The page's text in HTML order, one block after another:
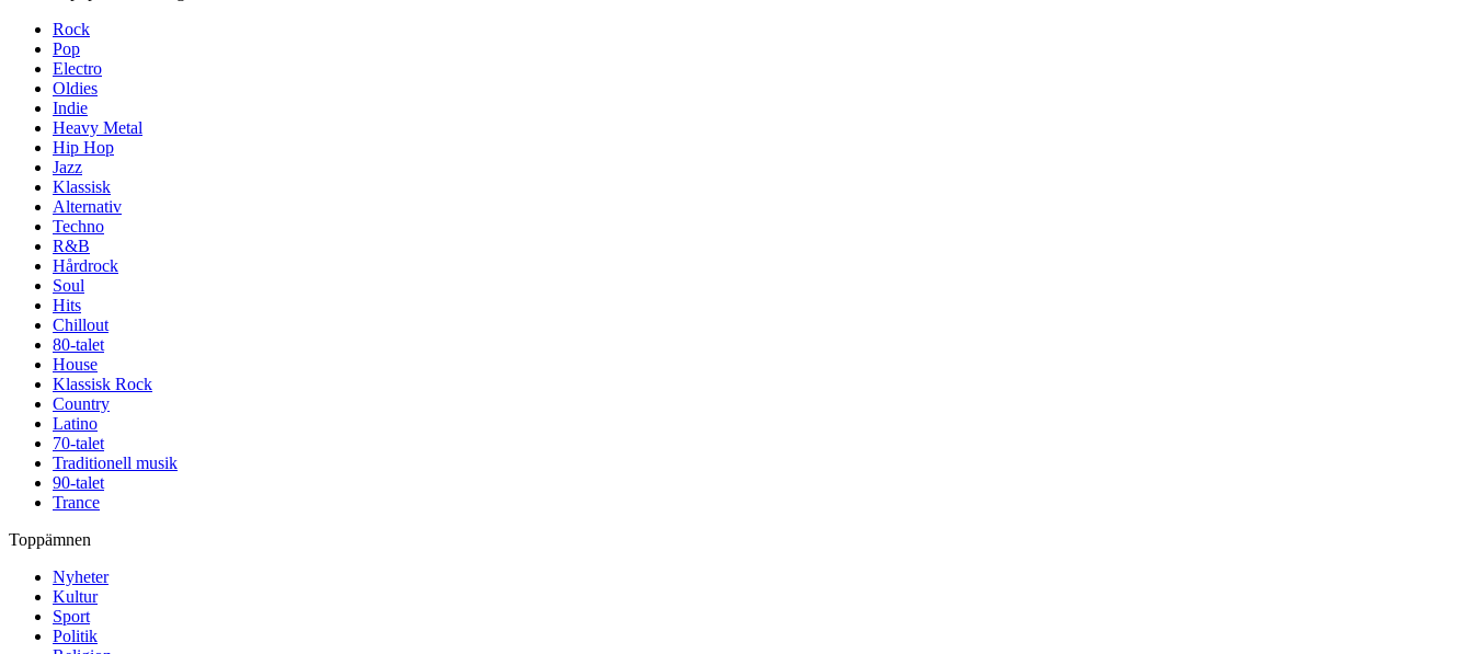
Rock
Pop
Electro
Oldies
Indie
Heavy Metal
Hip Hop
Jazz
Klassisk
Alternativ
Techno
R&B
Hårdrock
Soul
Hits
Chillout
80-talet
House
Klassisk Rock
Country
Latino
70-talet
Traditionell musik
90-talet
Trance
Toppämnen
Nyheter
Kultur
Sport
Politik